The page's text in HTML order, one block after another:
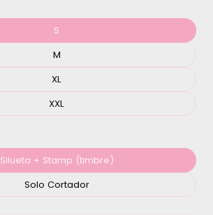
S
M
XL
XXL
Silueta + Stamp (timbre)
Solo Cortador